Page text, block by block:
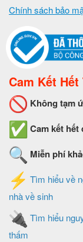
Chính sách bảo
Cam Kết
Không tạm
Cam kết
Miễn phí
Tìm hiểu về
nhà về sinh
Tìm hiểu
thấm